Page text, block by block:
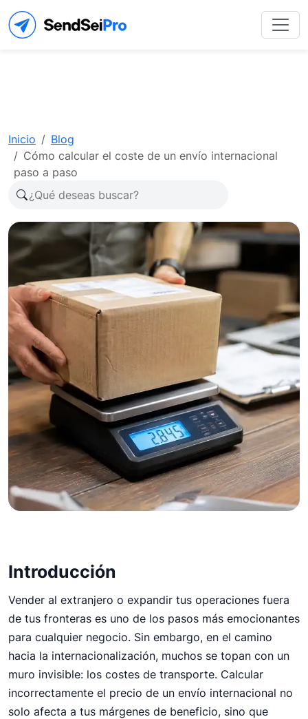
Inicio
Blog
Cómo calcular el coste de un envío internacional
paso a paso
Cómo calcular el coste de
un envío internacional
paso a paso
Una guía rápida en donde te explicamos paso a
paso cómo cotizar tus envíos internacionales con
total precisión, protegiendo los márgenes de
ganancia de tu negocio.
Envíos Internacionales
Introducción
Vender al extranjero o expandir tus operaciones fuera
de tus fronteras es uno de los pasos más emocionantes
para cualquier negocio. Sin embargo, en el camino
hacia la internacionalización, muchos se topan con un
muro invisible: los costes de transporte. Calcular
incorrectamente el precio de un envío internacional no
solo afecta a tus márgenes de beneficio, sino que